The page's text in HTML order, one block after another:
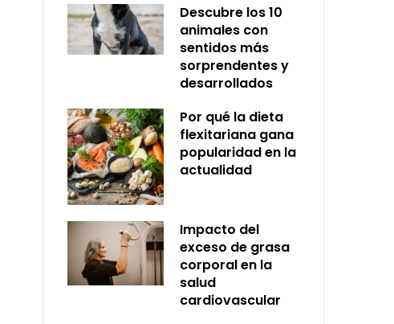
Descubre los 10
animales con
sentidos más
sorprendentes y
desarrollados
Por qué la dieta
flexitariana gana
popularidad en la
actualidad
Impacto del
exceso de grasa
corporal en la
salud
cardiovascular